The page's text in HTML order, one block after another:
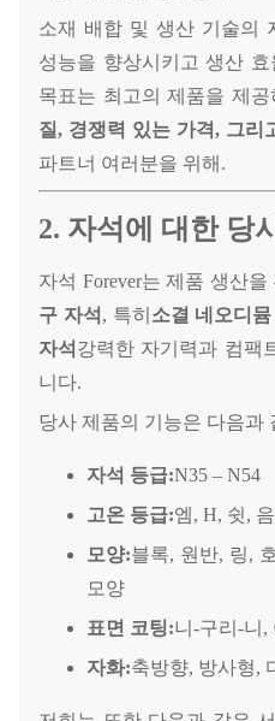
소재 배합 및 생산 기술의
성능을 향상시키고 생산
목표는 최고의 제품을 제공
질, 경쟁력 있는 가격, 그리
파트너 여러분을 위해.
2. 자석에 대한 당
자석 Forever는 제품 생산
구 자석 , 특히 소결 네오디
자석 강력한 자기력과 컴팩
니다.
당사 제품의 기능은 다음과
자석 등급:N35 – N54
고온 등급:엠, H, 쉿,
모양:블록, 원반, 링,
모양
표면 코팅:니-구리-니,
자화:축방향, 방사형,